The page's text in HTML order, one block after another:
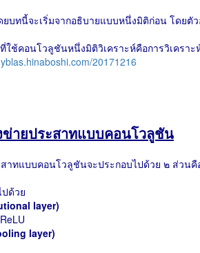
บทนี้จะเริ่มจากอธิบายแบบหนึ่งมิติก่อน โดยตั
ใช้คอนโวลูชันหนึ่งมิติวิเคราะห์คือการวิเครา
20171216
ข่ายประสาทแบบคอนโวลูชัน
าทแบบคอนโวลูชันจะประกอบไปด้วย ๒ ส่วนคื
ด้วย
layer)
layer)